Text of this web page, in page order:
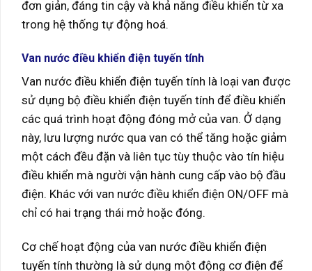
đơn giản, đáng tin cậy và khả năng điều khiển từ xa
trong hệ thống tự động hoá.
Van nước điều khiển điện tuyến tính
Van nước điều khiển điện tuyến tính là loại van được
sử dụng bộ điều khiển điện tuyến tính để điều khiển
các quá trình hoạt động đóng mở của van. Ở dạng
này, lưu lượng nước qua van có thể tăng hoặc giảm
một cách đều đặn và liên tục tùy thuộc vào tín hiệu
điều khiển mà người vận hành cung cấp vào bộ đầu
điện. Khác với van nước điều khiển điện ON/OFF mà
chỉ có hai trạng thái mở hoặc đóng.
Cơ chế hoạt động của van nước điều khiển điện
tuyến tính thường là sử dụng một động cơ điện để